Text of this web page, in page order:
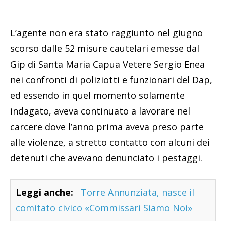
L’agente non era stato raggiunto nel giugno
scorso dalle 52 misure cautelari emesse dal
Gip di Santa Maria Capua Vetere Sergio Enea
nei confronti di poliziotti e funzionari del Dap,
ed essendo in quel momento solamente
indagato, aveva continuato a lavorare nel
carcere dove l’anno prima aveva preso parte
alle violenze, a stretto contatto con alcuni dei
detenuti che avevano denunciato i pestaggi.
Leggi anche:
Torre Annunziata, nasce il
comitato civico «Commissari Siamo Noi»